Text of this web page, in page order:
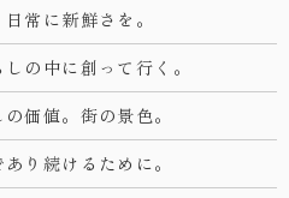
常に新鮮さを。
の中に創って行く。
価値。街の景色。
り続けるために。